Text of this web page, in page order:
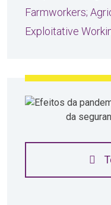
Farmworkers;
Exploitative